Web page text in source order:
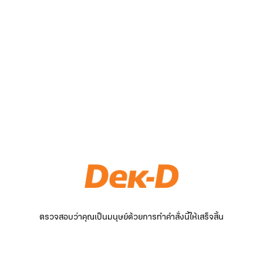
ตรวจสอบว่าคุณเป็นมนุษย์ด้วยการทำคำสั่งนี้ให้เสร็จสิ้น